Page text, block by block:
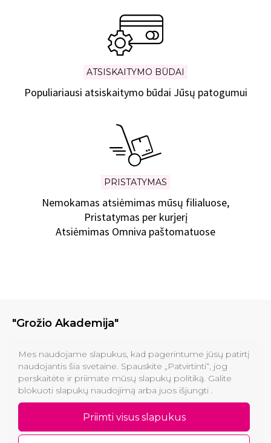
ATSISKAITYMO BŪDAI
Populiariausi atsiskaitymo būdai Jūsų patogumui
PRISTATYMAS
Nemokamas atsiėmimas mūsų filialuose,
Pristatymas per kurjerį
Atsiėmimas Omniva paštomatuose
"Grožio Akademija"
Klinikos
Informacija pirkėjams
Mes naudojame slapukus, kad pagerintume jūsų patirtį
naudojantis šia svetaine. Spauskite „Patvirtinti“, jog
perskaitėte ir priimate mūsų slapukų politiką. Galite
blokuoti slapukų naudojimą arba juos išjungti .
Priimti visus slapukus